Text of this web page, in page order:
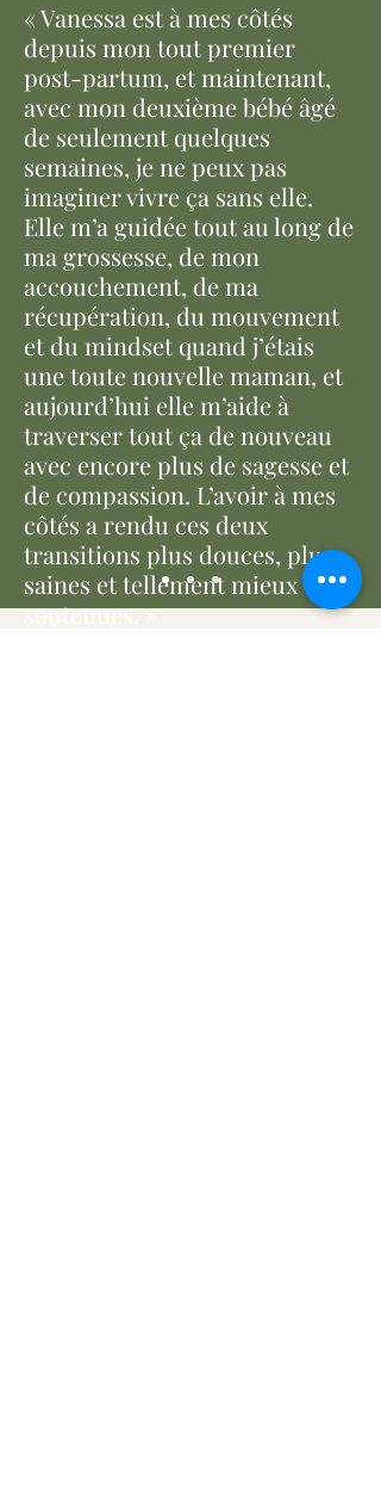
« Vanessa est à mes côtés
depuis mon tout premier
post-partum, et maintenant,
avec mon deuxième bébé âgé
de seulement quelques
semaines, je ne peux pas
imaginer vivre ça sans elle.
Elle m’a guidée tout au long de
ma grossesse, de mon
accouchement, de ma
récupération, du mouvement
et du mindset quand j’étais
une toute nouvelle maman, et
aujourd’hui elle m’aide à
traverser tout ça de nouveau
avec encore plus de sagesse et
de compassion. L’avoir à mes
côtés a rendu ces deux
transitions plus douces, plus
saines et tellement mieux
soutenues. »